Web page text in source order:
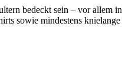
bedeckt sein – vor
sowie mindestens